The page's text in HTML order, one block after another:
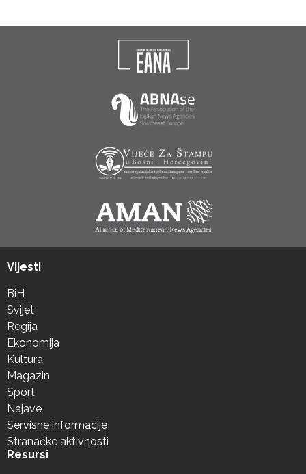
Vijesti
BiH
Svijet
Regija
Ekonomija
Kultura
Magazin
Sport
Najave
Servisne informacije
Stranačke aktivnosti
Resursi